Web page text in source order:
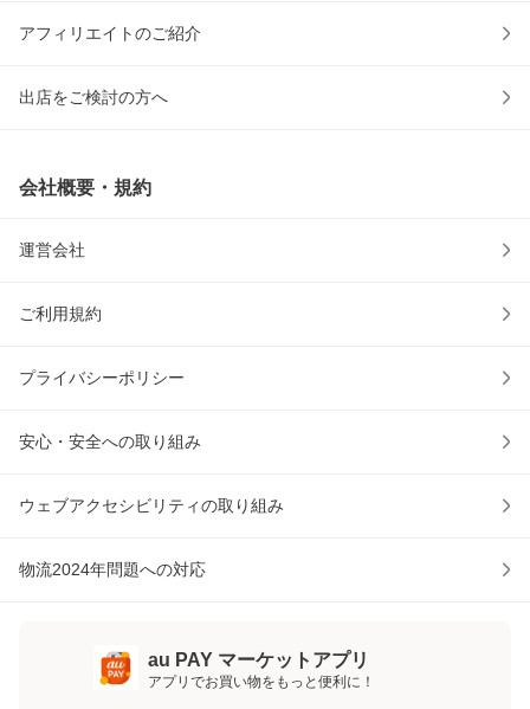
アフィリエイトのご紹介
出店をご検討の方へ
会社概要・規約
運営会社
ご利用規約
プライバシーポリシー
安心・安全への取り組み
ウェブアクセシビリティの取り組み
物流2024年問題への対応
au PAY マーケットアプリ
アプリでお買い物をもっと便利に！